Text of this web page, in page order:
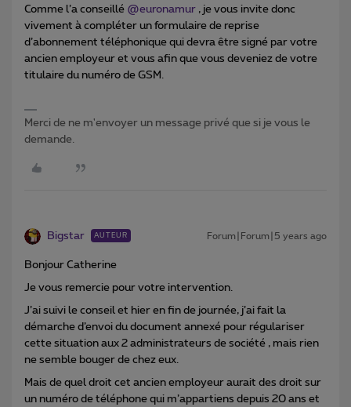
Comme l’a conseillé @euronamur , je vous invite donc
vivement à compléter un formulaire de reprise
d’abonnement téléphonique qui devra être signé par votre
ancien employeur et vous afin que vous deveniez de votre
titulaire du numéro de GSM.
Merci de ne m'envoyer un message privé que si je vous le
demande.
Bigstar AUTEUR Forum|Forum|5 years ago
Bonjour Catherine
Je vous remercie pour votre intervention.
J’ai suivi le conseil et hier en fin de journée, j’ai fait la
démarche d’envoi du document annexé pour régulariser
cette situation aux 2 administrateurs de société , mais rien
ne semble bouger de chez eux.
Mais de quel droit cet ancien employeur aurait des droit sur
un numéro de téléphone qui m’appartiens depuis 20 ans et